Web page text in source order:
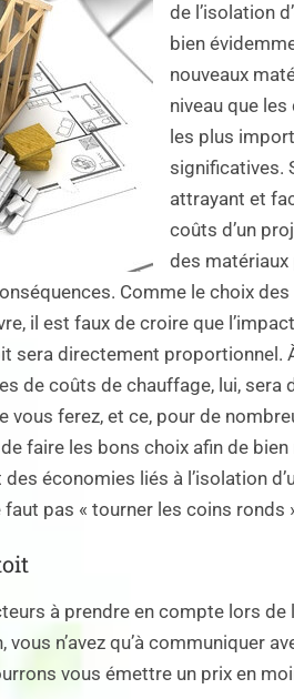
de l’isolation
bien
nouveaux
niveau que
les plus
significatives.
attrayant et
coûts d’un
des
Comme le choix des
il est faux de croire que
sera directement proportionnel.
de coûts de chauffage, lui, sera
ferez, et ce, pour de
faire les bons choix afin de
économies liés à l’isolation
pas « tourner les coins ronds
à prendre en compte lors de
n’avez qu’à communiquer
vous émettre un prix en